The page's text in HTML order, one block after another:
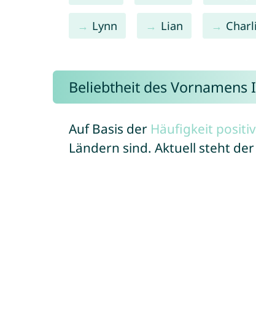
Lynn Lian
Beliebtheit des Vornamens
Auf Basis der Häufigkeit
Ländern sind. Aktuell steht